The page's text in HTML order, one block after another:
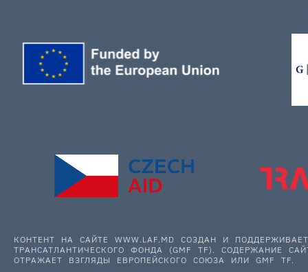
КОНТЕНТ НА САЙТЕ WWW.LAF.MD СОЗДАН И
ТРАНСАТЛАНТИЧЕСКОГО ФОНДА (GMF TF). СОДЕРЖАНИЕ
ОТРАЖАЕТ ВЗГЛЯДЫ ЕВРОПЕЙСКОГО СОЮЗА ИЛИ GMF TF.